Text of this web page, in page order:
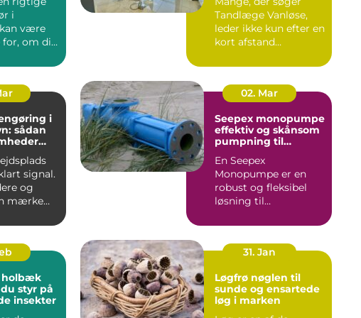
i
være
for, om dit
Tandlæge Vanløse,
leder ikke kun efter en
kort afstand
også have ...
i
sådan
signal.
og
mærke
02. Mar
Seepex monopumpe
effektiv og skånsom
pumpning til
En Seepex
Monopumpe er en
robust og fleksibel
løsning til
arbejder med
tyktflydend...
styr på
insekter
31. Jan
Løgfrø nøglen til
sunde og ensartede
løg i marken